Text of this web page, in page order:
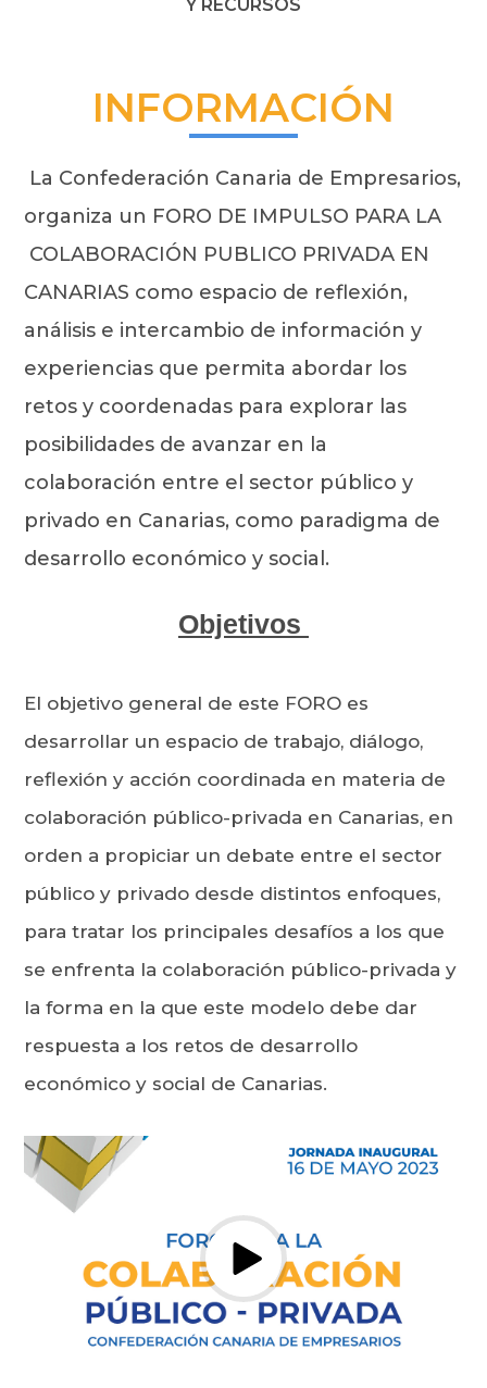
Y RECURSOS
INFORMACIÓN
La Confederación Canaria de Empresarios,
organiza un FORO DE IMPULSO PARA LA
COLABORACIÓN PUBLICO PRIVADA EN
CANARIAS como espacio de reflexión,
análisis e intercambio de información y
experiencias que permita abordar los
retos y coordenadas para explorar las
posibilidades de avanzar en la
colaboración entre el sector público y
privado en Canarias, como paradigma de
desarrollo económico y social.
Objetivos
El objetivo general de este FORO es
desarrollar un espacio de trabajo, diálogo,
reflexión y acción coordinada en materia de
colaboración público-privada en Canarias, en
orden a propiciar un debate entre el sector
público y privado desde distintos enfoques,
para tratar los principales desafíos a los que
se enfrenta la colaboración público-privada y
la forma en la que este modelo debe dar
respuesta a los retos de desarrollo
económico y social de Canarias.